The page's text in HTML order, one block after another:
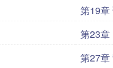
第19章
第23章
第27章